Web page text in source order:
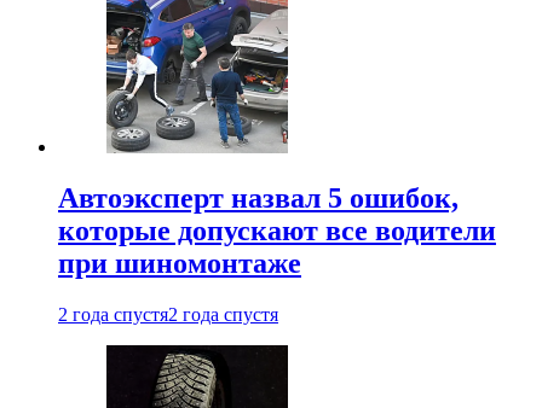
Автоэксперт назвал 5 ошибок,
которые допускают все водители
при шиномонтаже
2 года спустя2 года спустя